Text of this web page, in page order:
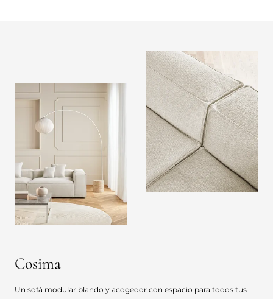
Cosima
Un sofá modular blando y acogedor con espacio para todos tus